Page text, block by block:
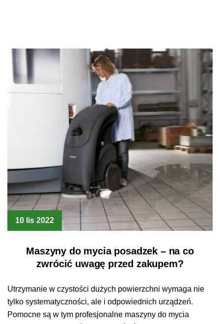
10 lis 2022
Maszyny do mycia posadzek – na co
zwrócić uwagę przed zakupem?
Utrzymanie w czystości dużych powierzchni wymaga nie
tylko systematyczności, ale i odpowiednich urządzeń.
Pomocne są w tym profesjonalne maszyny do mycia